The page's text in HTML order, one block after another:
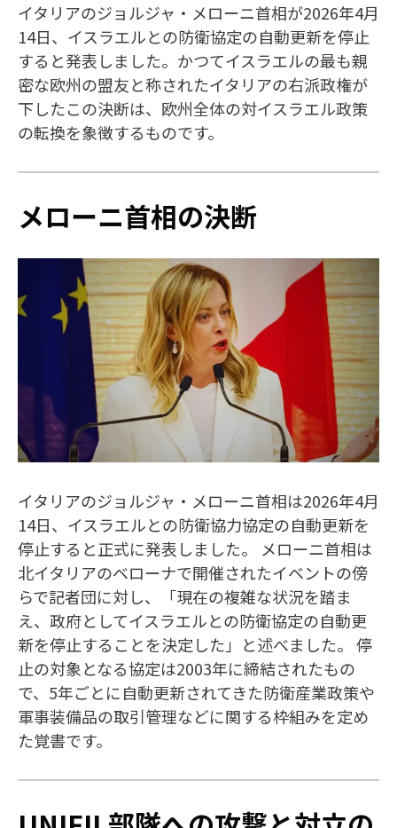
イタリアのジョルジャ・メローニ首相が2026年4月
14日、イスラエルとの防衛協定の自動更新を停止
すると発表しました。かつてイスラエルの最も親
密な欧州の盟友と称されたイタリアの右派政権が
下したこの決断は、欧州全体の対イスラエル政策
の転換を象徴するものです。
メローニ首相の決断
イタリアのジョルジャ・メローニ首相は2026年4月
14日、イスラエルとの防衛協力協定の自動更新を
停止すると正式に発表しました。 メローニ首相は
北イタリアのベローナで開催されたイベントの傍
らで記者団に対し、「現在の複雑な状況を踏ま
え、政府としてイスラエルとの防衛協定の自動更
新を停止することを決定した」と述べました。 停
止の対象となる協定は2003年に締結されたもの
で、5年ごとに自動更新されてきた防衛産業政策や
軍事装備品の取引管理などに関する枠組みを定め
た覚書です。